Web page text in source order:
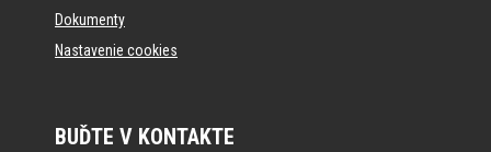
Dokumenty
Nastavenie cookies
BUĎTE V KONTAKTE